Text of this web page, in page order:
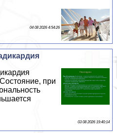
04 08 2026 4:54:26
при
03 08 2026 19:40:14